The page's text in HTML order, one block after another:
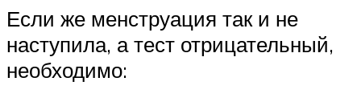
Если же менструация так и не
наступила, а тест отрицательный,
необходимо: